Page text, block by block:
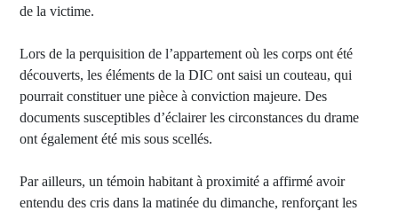
de la victime.
Lors de la perquisition de l’appartement où les corps ont été
découverts, les éléments de la DIC ont saisi un couteau, qui
pourrait constituer une pièce à conviction majeure. Des
documents susceptibles d’éclairer les circonstances du drame
ont également été mis sous scellés.
Par ailleurs, un témoin habitant à proximité a affirmé avoir
entendu des cris dans la matinée du dimanche, renforçant les